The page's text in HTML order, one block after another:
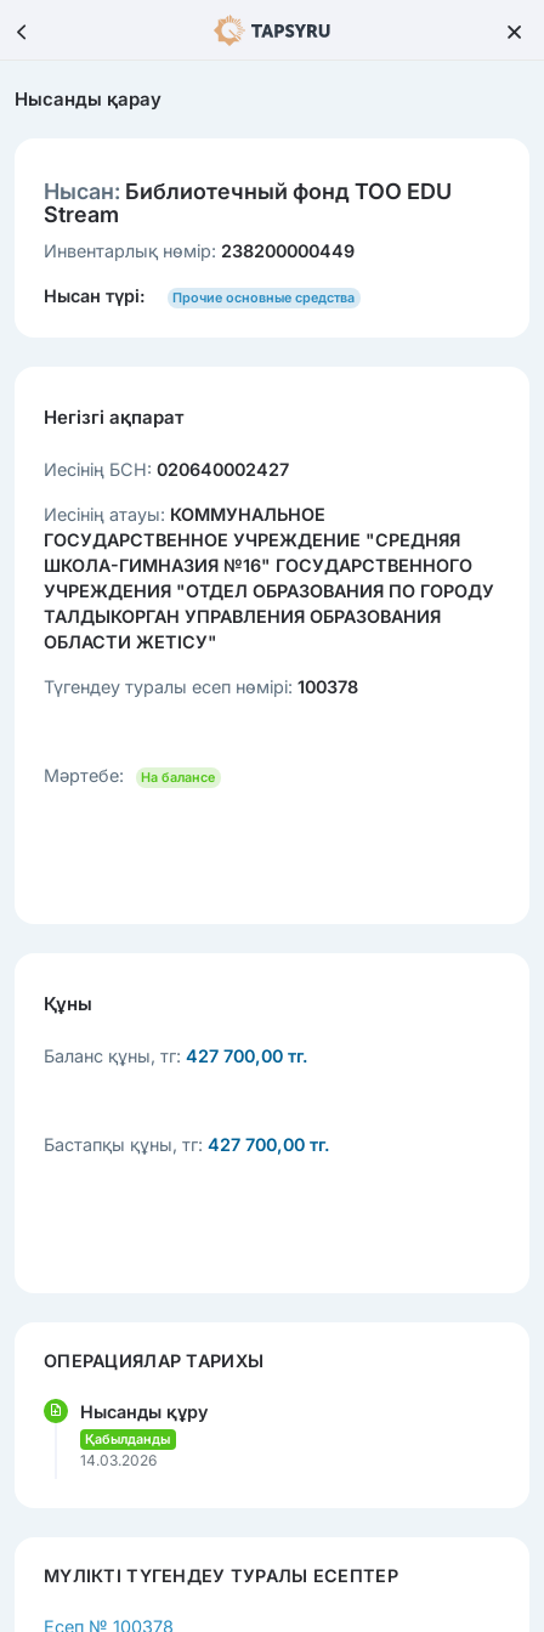
Нысанды қарау
Нысан: Библиотечный фонд ТОО EDU
Stream
Инвентарлық нөмір: 238200000449
Нысан түрі: Прочие основные средства
Негізгі ақпарат
Иесінің БСН: 020640002427
Иесінің атауы: КОММУНАЛЬНОЕ
ГОСУДАРСТВЕННОЕ УЧРЕЖДЕНИЕ "СРЕДНЯЯ
ШКОЛА-ГИМНАЗИЯ №16" ГОСУДАРСТВЕННОГО
УЧРЕЖДЕНИЯ "ОТДЕЛ ОБРАЗОВАНИЯ ПО ГОРОДУ
ТАЛДЫКОРГАН УПРАВЛЕНИЯ ОБРАЗОВАНИЯ
ОБЛАСТИ ЖЕТІСУ"
Түгендеу туралы есеп нөмірі: 100378
Мәртебе: На балансе
Құны
Баланс құны, тг: 427 700,00 тг.
Бастапқы құны, тг: 427 700,00 тг.
ОПЕРАЦИЯЛАР ТАРИХЫ
Нысанды құру
Қабылданды
14.03.2026
МҮЛІКТІ ТҮГЕНДЕУ ТУРАЛЫ ЕСЕПТЕР
Есеп № 100378